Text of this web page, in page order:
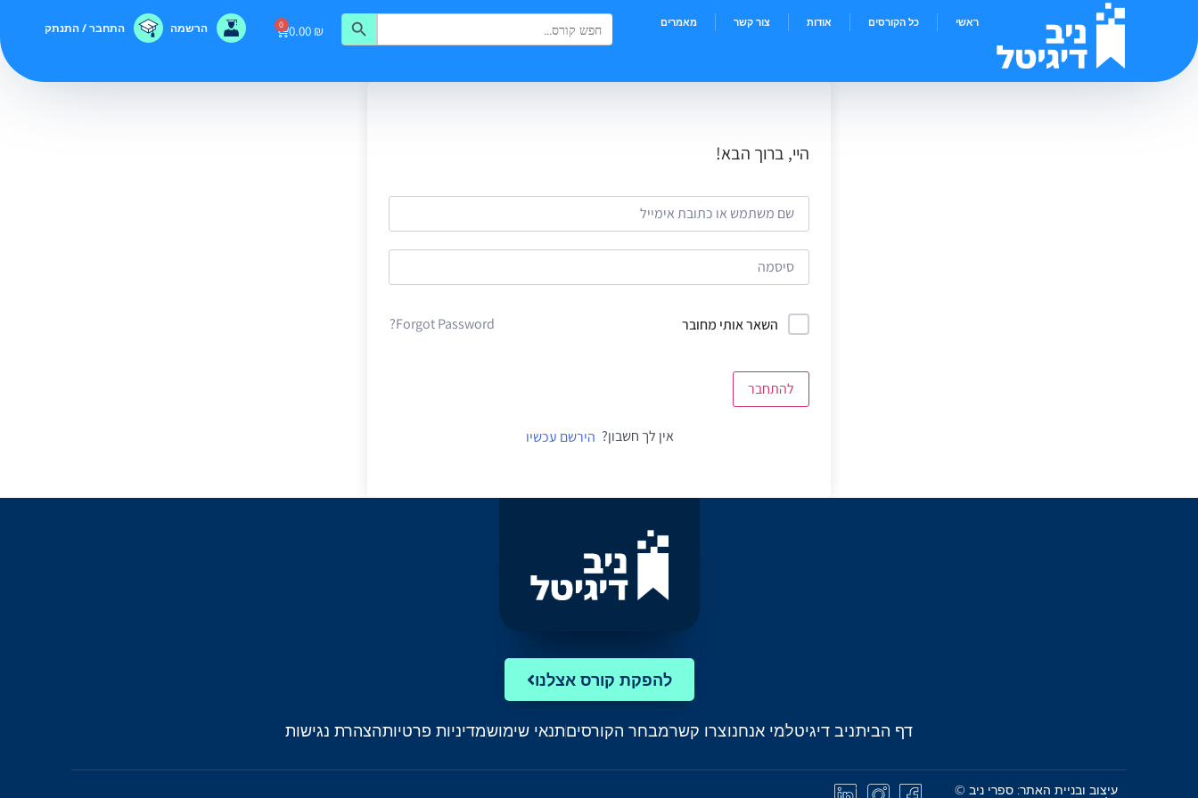
ראשי כל הקורסים אודות צור קשר מאמרים Search
for:
Search Button
0.00 ₪
0 הרשמה התחבר / התנתק
היי, ברוך הבא!
השאר אותי מחובר Forgot Password?
להתחבר
אין לך חשבון? הירשם עכשיו
להפקת קורס אצלנו
דף הביתניב דיגיטלמי אנחנוצרו קשרמבחר הקורסיםתנאי שימושמדיניות פרטיותהצהרת נגישות
עיצוב ובניית האתר: ספרי ניב ©